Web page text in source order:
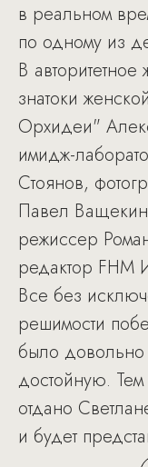
в реальном
по одному из
В
знатоки
Орхидеи"
имидж-
Стоянов,
Павел
режиссер
редактор
Все без
решимости
было
достойную.
отдано
и будет